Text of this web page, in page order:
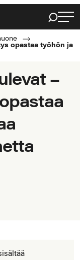
Haku
opastaa työhön ja
–